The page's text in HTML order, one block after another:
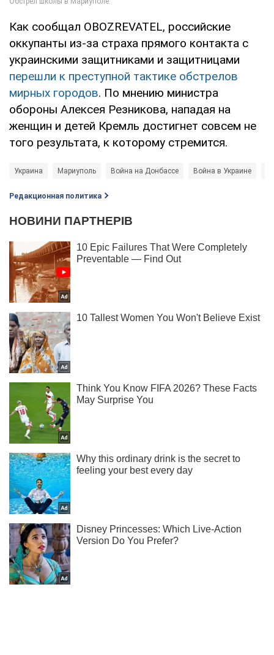
Как сообщал OBOZREVATEL, российские
оккупанты из-за страха прямого контакта с
украинскими защитниками и защитницами
перешли к преступной тактике обстрелов
мирных городов. По мнению министра
обороны Алексея Резникова, нападая на
женщин и детей Кремль достигнет совсем не
того результата, к которому стремится.
Украина Мариуполь Война на Донбассе Война в Украине
Редакционная политика